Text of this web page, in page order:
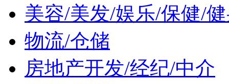
美容/美发/娱乐/保健/
物流/仓储
房地产开发/经纪/中介